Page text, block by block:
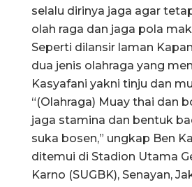
selalu dirinya jaga agar
olah raga dan jaga pola
Seperti dilansir laman
dua jenis olahraga yang
Kasyafani yakni tinju dan
“(Olahraga) Muay thai dan
jaga stamina dan bentuk
suka bosen,” ungkap Ben
ditemui di Stadion Utama
Karno (SUGBK), Senayan,